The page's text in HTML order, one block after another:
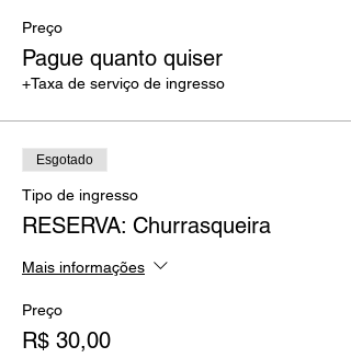
Preço
Pague quanto quiser
+Taxa de serviço de ingresso
Esgotado
Tipo de ingresso
RESERVA: Churrasqueira
Mais informações
Preço
R$ 30,00